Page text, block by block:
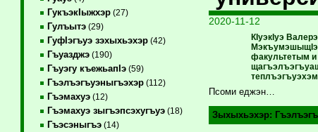
ГукъэкIыжхэр(27)
Гулъытэ(29)
ГуфIэгъуэ зэхыхьэхэр(42)
Гъуазджэ(190)
Гъуэгу къежьапIэ(59)
Гъэлъэгъуэныгъэхэр(112)
Гъэмахуэ(12)
Гъэмахуэ зыгъэпсэхугъуэ(18)
Гъэсэныгъэ(14)
2020-11-12
КIуэкIуэ
факультетым
Псоми еджэн…
Зыхыхьэхэр: